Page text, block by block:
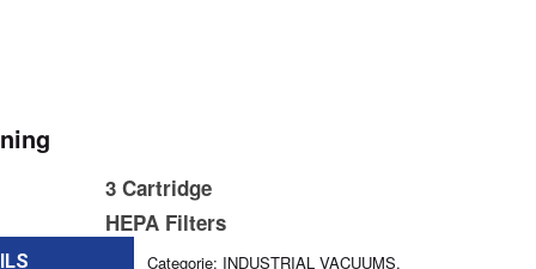
3 Cartridge
HEPA Filters
Categorie: INDUSTRIAL VACUUMS,